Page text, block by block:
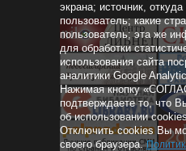
экрана; источник,
пользователь; какие
пользователь; эта же
для обработки
использования сайта
аналитики Google
Нажимая кнопку
подтверждаете то, что
об использовании
Отключить cookies Вы
своего браузера.